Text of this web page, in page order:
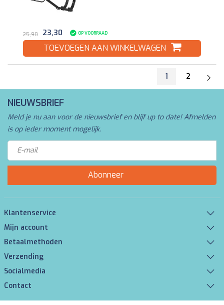
25,90 23,30 OP VOORRAAD
TOEVOEGEN AAN WINKELWAGEN
1 2
NIEUWSBRIEF
Meld je nu aan voor de nieuwsbrief en blijf up to date! Afmelden
is op ieder moment mogelijk.
Abonneer
Klantenservice
Mijn account
Betaalmethoden
Verzending
Socialmedia
Contact